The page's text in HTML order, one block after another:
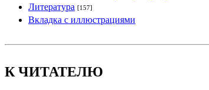
Литература [157]
Вкладка с иллюстрациями
К ЧИТАТЕЛЮ